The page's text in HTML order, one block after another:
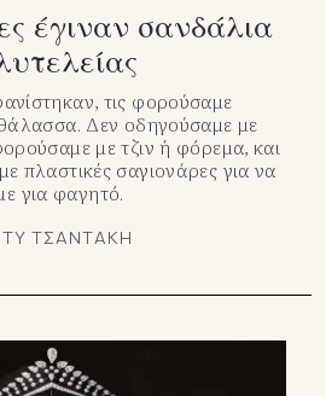
έγιναν σανδάλια
τις φορούσαμε
Δεν οδηγούσαμε με
με τζιν ή φόρεμα, και
πλαστικές σαγιονάρες για να
για φαγητό.
ΤΣΑΝΤΑΚΗ